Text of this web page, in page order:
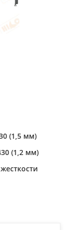
(1,5 мм)
(1,2 мм)